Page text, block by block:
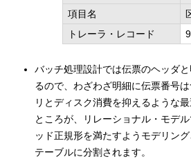
項目名
トレーラ・レコード
9
バッチ処理設計では伝票のヘッダ
るので、わざわざ明細に伝票番号
リとディスク消費を抑えるような最
ところが、リレーショナル・モデ
ッド正規形を満たすようモデリン
テーブルに分割されます。